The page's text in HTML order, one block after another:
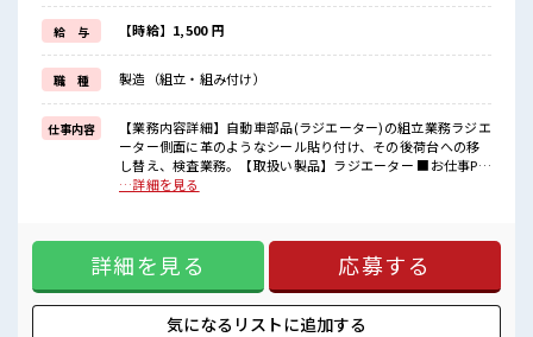
新しいことにチャレンジするのは不安だけど、
しっかり働く環境が整っています！
イチからスキルUP・ステップUP目指していきましょう！
≪自分に向いている仕事が探せる≫
困った事などがあれば、
担当がしっかりサポートします！
■職場の雰囲気
少人数でアットホームな雰囲気の職場！
髪型にこだわりのあるアナタは必見！
高収入もバッチリ目指せますよ！
給 与 【時給】1,500 円
職 種 製造（組立・組み付け）
仕事内容
【業務内容詳細】自動車部品(ラジエーター)の組立業務ラジエ
ーター側面に革のようなシール貼り付け、その後荷台への移
し替え、検査業務。【取扱い製品】ラジエーター ■お仕事PR
≪時間にメリハリを≫ 残業はほとんどナシ！ 場合によっては
有)制服があると毎日の服選びに悩まずOK♪ ≪未経験でも活
躍できる≫ 新しいことにチャレンジするのは不安だけど、 し
っかり働く環境が整っています！ イチからスキルUP・ステッ
プUP目指していきましょう！ ≪自分に向いている仕事が探せ
る≫ 困った事などがあれば、 担当がしっかりサポートしま
…詳細を見る
詳細を見る 応募する
気になるリストに追加する